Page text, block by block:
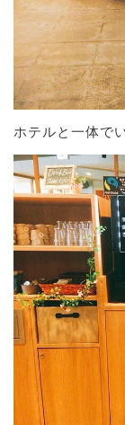
ホテルと一体で